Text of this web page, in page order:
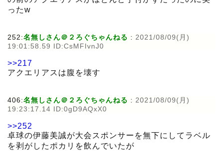
ったw
252:名無しさん＠２ろぐちゃんねる : 2021/08/09(月)
19:01:58.59 ID:CsMFIvnJ0
>>217
アクエリアスは腹を壊す
406:名無しさん＠２ろぐちゃんねる : 2021/08/09(月)
19:23:17.14 ID:0gD9AQxX0
>>252
卓球の伊藤美誠が大会スポンサーを無下にしてラベル
を剥がしたポカリを飲んでいたが